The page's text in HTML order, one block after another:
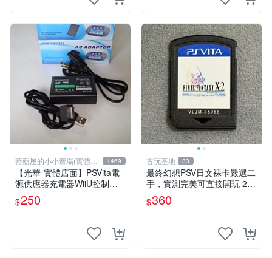
藍藍屋的小小賣場(實體店
面)
1469
【光華-實體店面】PSVita電
源供應器充電器WiiU控制器
充電器主機電源供應器變壓器
火牛~
$250
古玩基地 33
最終幻想PSV日文裸卡嚴選二
手，實測完美可直接開玩 2張
起享優惠 最終幻想 PSV 卡帶
二手 裸卡
$360